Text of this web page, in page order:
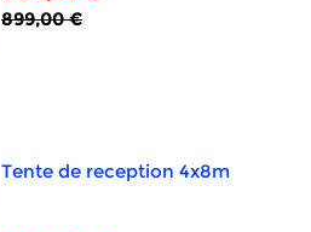
899,00 €
Tente de reception 4x8m